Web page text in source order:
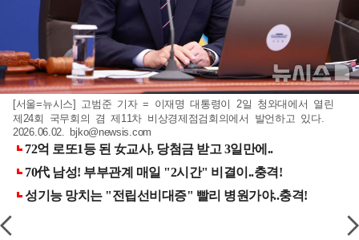
[서울=뉴시스] 고범준 기자 = 이재명 대통령이 2일 청와대에서 열린
제24회 국무회의 겸 제11차 비상경제점검회의에서 발언하고 있다.
2026.06.02. bjko@newsis.com